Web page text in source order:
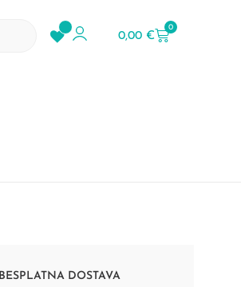
0,00€
0
BESPLATNA DOSTAVA